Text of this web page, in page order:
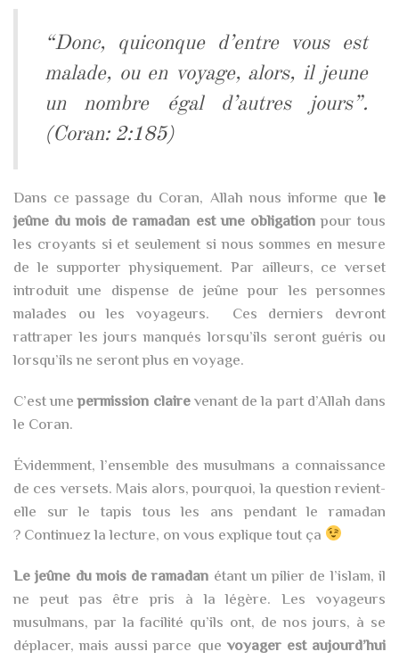
“Donc, quiconque d’entre vous est
malade, ou en voyage, alors, il jeune
un nombre égal d’autres jours”.
(Coran: 2:185)
Dans ce passage du Coran, Allah nous informe quele
jeûne du mois de ramadan est une obligationpour tous
les croyants si et seulement si nous sommes en mesure
de le supporter physiquement. Par ailleurs, ce verset
introduit une dispense de jeûne pour les personnes
malades ou les voyageurs. Ces derniers devront
rattraper les jours manqués lorsqu’ils seront guéris ou
lorsqu’ils ne seront plus en voyage.
C’est unepermission clairevenant de la part d’Allah dans
le Coran.
Évidemment, l’ensemble des musulmans a connaissance
de ces versets. Mais alors, pourquoi, la question revient-
elle sur le tapis tous les ans pendant le ramadan
? Continuez la lecture, on vous explique tout ça
Le jeûne du mois de ramadan étant un pilier de l’islam, il
ne peut pas être pris à la légère. Les voyageurs
musulmans, par la facilité qu’ils ont, de nos jours, à se
déplacer, mais aussi parce que voyager est aujourd’hui